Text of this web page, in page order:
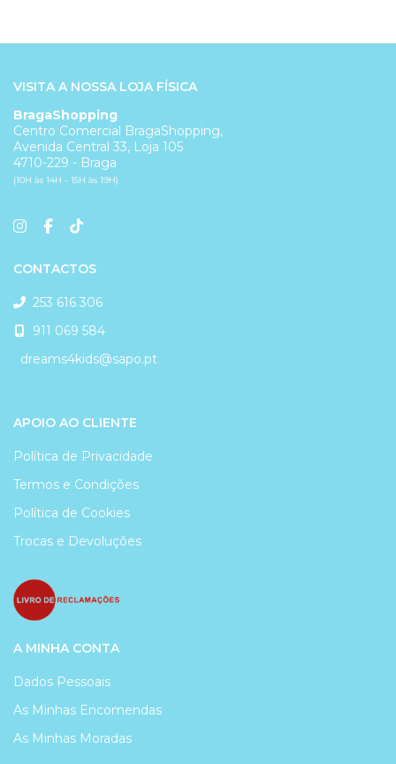
VISITA A NOSSA LOJA FÍSICA
BragaShopping
Centro Comercial BragaShopping,
Avenida Central 33, Loja 105
4710-229 - Braga
(10H às 14H - 15H às 19H)
CONTACTOS
253 616 306
911 069 584
dreams4kids@sapo.pt
APOIO AO CLIENTE
Política de Privacidade
Termos e Condições
Política de Cookies
Trocas e Devoluções
A MINHA CONTA
Dados Pessoais
As Minhas Encomendas
As Minhas Moradas